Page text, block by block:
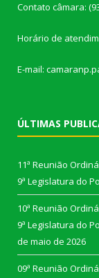
Contato câmara:
Horário de
E-mail:
ÚLTIMAS
11ª Reunião
9ª Legislatura do
10ª Reunião
9ª Legislatura do
de maio de 2026
09ª Reunião